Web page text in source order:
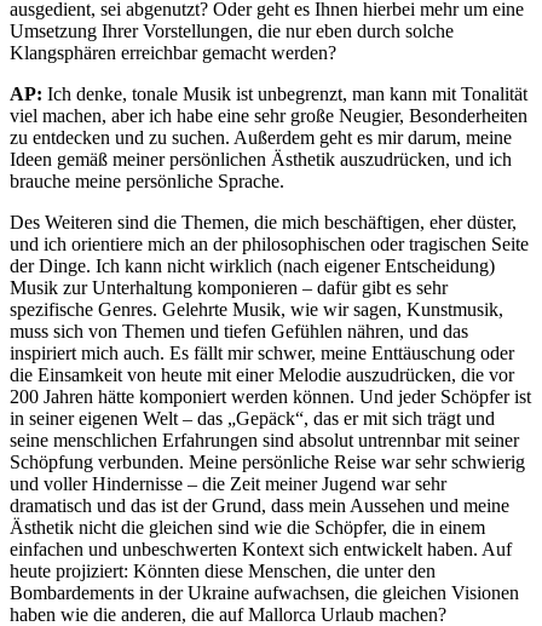
ausgedient, sei abgenutzt? Oder geht es Ihnen hierbei mehr um eine
Umsetzung Ihrer Vorstellungen, die nur eben durch solche
Klangsphären erreichbar gemacht werden?
AP: Ich denke, tonale Musik ist unbegrenzt, man kann mit Tonalität
viel machen, aber ich habe eine sehr große Neugier, Besonderheiten
zu entdecken und zu suchen. Außerdem geht es mir darum, meine
Ideen gemäß meiner persönlichen Ästhetik auszudrücken, und ich
brauche meine persönliche Sprache.
Des Weiteren sind die Themen, die mich beschäftigen, eher düster,
und ich orientiere mich an der philosophischen oder tragischen Seite
der Dinge. Ich kann nicht wirklich (nach eigener Entscheidung)
Musik zur Unterhaltung komponieren – dafür gibt es sehr
spezifische Genres. Gelehrte Musik, wie wir sagen, Kunstmusik,
muss sich von Themen und tiefen Gefühlen nähren, und das
inspiriert mich auch. Es fällt mir schwer, meine Enttäuschung oder
die Einsamkeit von heute mit einer Melodie auszudrücken, die vor
200 Jahren hätte komponiert werden können. Und jeder Schöpfer ist
in seiner eigenen Welt – das „Gepäck“, das er mit sich trägt und
seine menschlichen Erfahrungen sind absolut untrennbar mit seiner
Schöpfung verbunden. Meine persönliche Reise war sehr schwierig
und voller Hindernisse – die Zeit meiner Jugend war sehr
dramatisch und das ist der Grund, dass mein Aussehen und meine
Ästhetik nicht die gleichen sind wie die Schöpfer, die in einem
einfachen und unbeschwerten Kontext sich entwickelt haben. Auf
heute projiziert: Könnten diese Menschen, die unter den
Bombardements in der Ukraine aufwachsen, die gleichen Visionen
haben wie die anderen, die auf Mallorca Urlaub machen?